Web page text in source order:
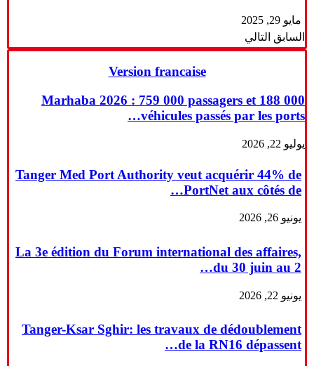
مايو 29, 2025
السابق التالي
Version francaise
Marhaba 2026 : 759 000 passagers et 188 000
véhicules passés par les ports…
يوليو 22, 2026
Tanger Med Port Authority veut acquérir 44% de
PortNet aux côtés de…
يونيو 26, 2026
La 3e édition du Forum international des affaires,
du 30 juin au 2…
يونيو 22, 2026
Tanger-Ksar Sghir: les travaux de dédoublement
de la RN16 dépassent…